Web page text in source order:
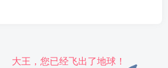
大王，您已经飞出了地球！